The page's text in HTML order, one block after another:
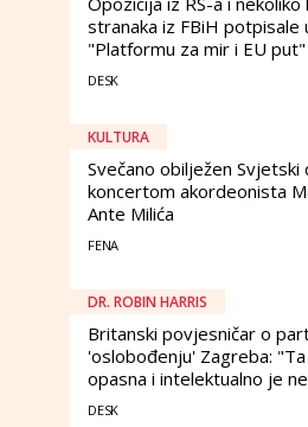
stranaka iz FBiH potpisale
"Platformu za mir i EU put"
DESK
KULTURA
Svečano obilježen Svjetski
koncertom akordeonista
Ante Milića
FENA
DR. ROBIN HARRIS
Britanski povjesničar o
'oslobođenju' Zagreba:
opasna i intelektualno je
DESK